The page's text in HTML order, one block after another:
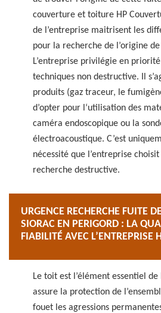
couverture et toiture HP
de l’entreprise maitrisent les
pour la recherche de l’origine
L’entreprise privilégie en
techniques non destructive. Il
produits (gaz traceur, le
d’opter pour l‘utilisation des
caméra endoscopique ou la
électroacoustique. C’est
nécessité que l’entreprise
recherche destructive.
URGENCE RECHERCHE FUITE
SIORAC EN PERIGORD : LA
FIABILITÉ AVEC L’ENTREPRISE
Le toit est l’élément essentiel de
assure la protection de
fouet les agressions